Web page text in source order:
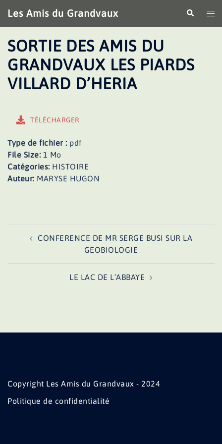
au
contenu
Les Amis du Grandvaux
le
SORTIE DES AMIS DU
GRANDVAUX LES PIARDS
VILLARD D’HERIA
TÉLÉCHARGER
Type de fichier : pdf
File Size: 1 Mo
Catégories: HISTOIRE
Auteur: MARYSE HUGON
d’articleCONFERENCE DE MR SERGE BUSI SUR LA
GEOBIOLOGIE
LE LAC DE L’ABBAYE
Copyright Les Amis du Grandvaux - 2024
Politique de confidentialité